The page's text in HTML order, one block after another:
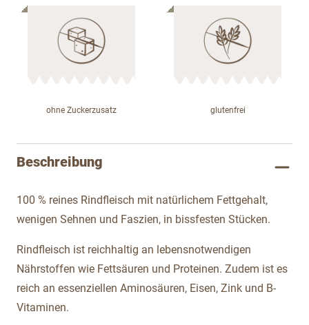
ohne Zuckerzusatz glutenfrei
Beschreibung
100 % reines Rindfleisch mit natürlichem Fettgehalt,
wenigen Sehnen und Faszien, in bissfesten Stücken.
Rindfleisch ist reichhaltig an lebensnotwendigen
Nährstoffen wie Fettsäuren und Proteinen. Zudem ist es
reich an essenziellen Aminosäuren, Eisen, Zink und B-
Vitaminen.